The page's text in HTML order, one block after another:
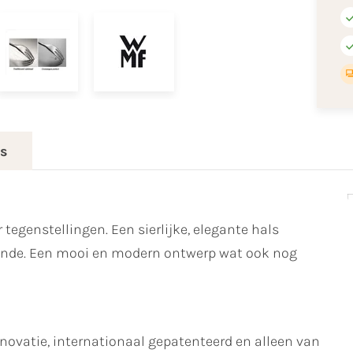
Een sierlijke, elegante hals
Een mooi en modern ontwerp wat ook nog
internationaal gepatenteerd en alleen van